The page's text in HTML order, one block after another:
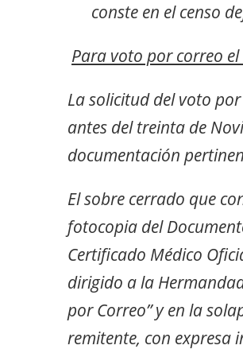
conste en el censo
Para voto por correo
La solicitud del voto
antes del treinta de
documentación
El sobre cerrado que
fotocopia del
Certificado Médico
dirigido a la
por Correo” y en la
remitente, con expresa